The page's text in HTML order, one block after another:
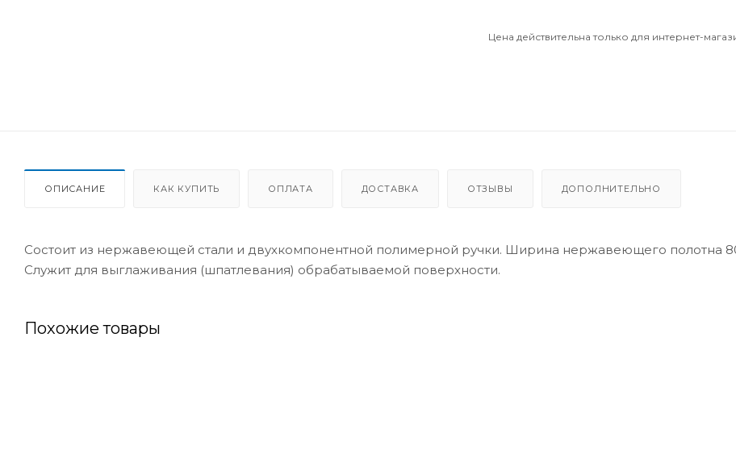
Цена действительна только для интернет-
ОПИСАНИЕ КАК КУПИТЬ ОПЛАТА ДОСТАВКА ОТЗЫВЫ ДОПОЛНИТЕЛЬНО
Состоит из нержавеющей стали и двухкомпонентной полимерной ручки. Ширина нержавеющего полотна
Служит для выглаживания (шпатлевания) обрабатываемой поверхности.
Похожие товары